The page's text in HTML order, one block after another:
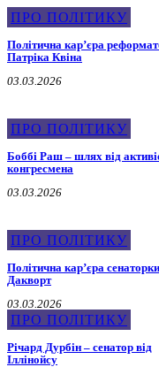
ПРО ПОЛІТИКУ
Політична карʼєра
Патріка Квіна
03.03.2026
ПРО ПОЛІТИКУ
Боббі Раш – шлях від
конгресмена
03.03.2026
ПРО ПОЛІТИКУ
Політична карʼєра
Дакворт
03.03.2026
ПРО ПОЛІТИКУ
Річард Дурбін – сенатор від
Іллінойсу